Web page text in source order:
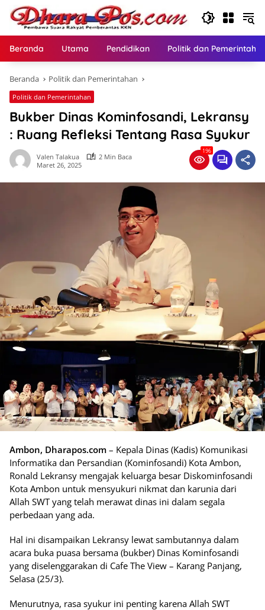
Langsung
konten
Beranda Utama Pendidikan Politik dan
Beranda Politik dan Pemerintahan
Politik dan Pemerintahan
Bukber Dinas Kominfosandi, Lekransy
: Ruang Refleksi Tentang Rasa Syukur
Valen Talakua
2 Min Baca
Maret 26, 2025
196
Ambon, Dharapos.com – Kepala Dinas (Kadis) Komunikasi
Informatika dan Persandian (Kominfosandi) Kota Ambon,
Ronald Lekransy mengajak keluarga besar Diskominfosandi
Kota Ambon untuk mensyukuri nikmat dan karunia dari
Allah SWT yang telah merawat dinas ini dalam segala
perbedaan yang ada.
Hal ini disampaikan Lekransy lewat sambutannya dalam
acara buka puasa bersama (bukber) Dinas Kominfosandi
yang diselenggarakan di Cafe The View – Karang Panjang,
Selasa (25/3).
Menurutnya, rasa syukur ini penting karena Allah SWT